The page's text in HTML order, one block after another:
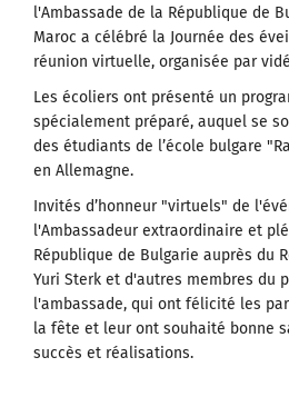
l'Ambassade de la République de
Maroc a célébré la Journée des
réunion virtuelle, organisée par
Les écoliers ont présenté un
spécialement préparé, auquel se
des étudiants de l’école bulgare
en Allemagne.
Invités d’honneur "virtuels" de
l'Ambassadeur extraordinaire et
République de Bulgarie auprès du
Yuri Sterk et d'autres membres du
l'ambassade, qui ont félicité les
la fête et leur ont souhaité bonne
succès et réalisations.